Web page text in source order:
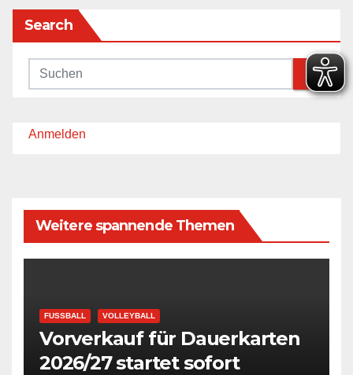
Search
Anmelden
Weitere spannende Themen
FUSSBALL VOLLEYBALL
Vorverkauf für Dauerkarten
2026/27 startet sofort